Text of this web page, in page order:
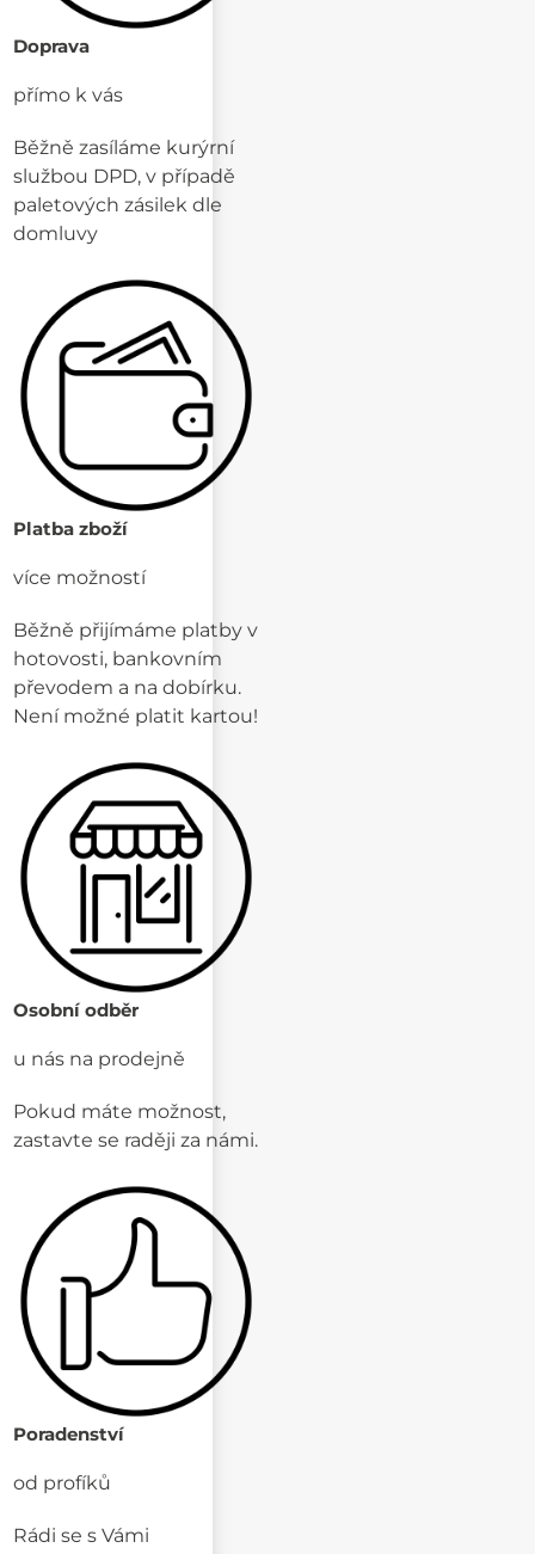
Doprava
přímo k vás
Běžně zasíláme kurýrní
službou DPD, v případě
paletových zásilek dle
domluvy
Platba zboží
více možností
Běžně přijímáme platby v
hotovosti, bankovním
převodem a na dobírku.
Není možné platit kartou!
Osobní odběr
u nás na prodejně
Pokud máte možnost,
zastavte se raději za námi.
Poradenství
od profíků
Rádi se s Vámi